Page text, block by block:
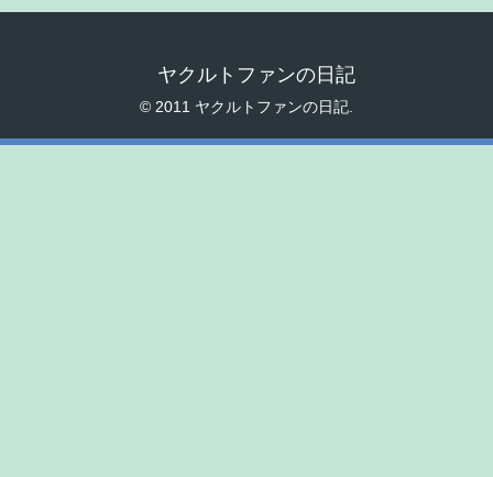
ヤクルトファンの日記
© 2011 ヤクルトファンの日記.